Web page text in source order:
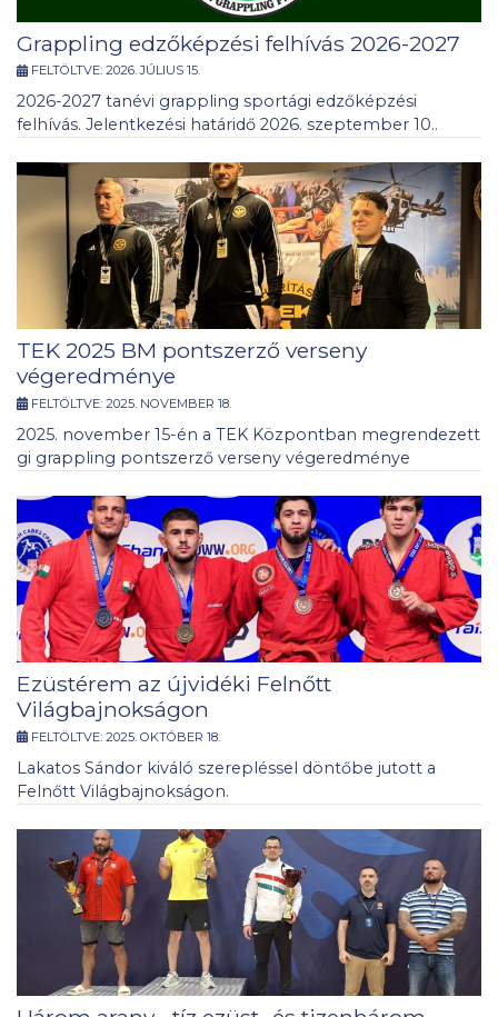
Grappling edzőképzési felhívás 2026-2027
FELTÖLTVE: 2026. JÚLIUS 15.
2026-2027 tanévi grappling sportági edzőképzési
felhívás. Jelentkezési határidő 2026. szeptember 10..
TEK 2025 BM pontszerző verseny
végeredménye
FELTÖLTVE: 2025. NOVEMBER 18.
2025. november 15-én a TEK Központban megrendezett
gi grappling pontszerző verseny végeredménye
Ezüstérem az újvidéki Felnőtt
Világbajnokságon
FELTÖLTVE: 2025. OKTÓBER 18.
Lakatos Sándor kiváló szerepléssel döntőbe jutott a
Felnőtt Világbajnokságon.